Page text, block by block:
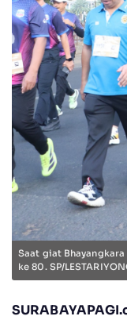
Saat giat Bhayangkara
ke 80. SP/